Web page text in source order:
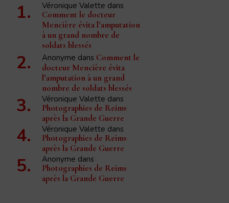
Véronique Valette dans
Comment le docteur
Mencière évita l’amputation
à un grand nombre de
soldats blessés
Anonyme dans Comment le
docteur Mencière évita
l’amputation à un grand
nombre de soldats blessés
Véronique Valette dans
Photographies de Reims
après la Grande Guerre
Véronique Valette dans
Photographies de Reims
après la Grande Guerre
Anonyme dans
Photographies de Reims
après la Grande Guerre